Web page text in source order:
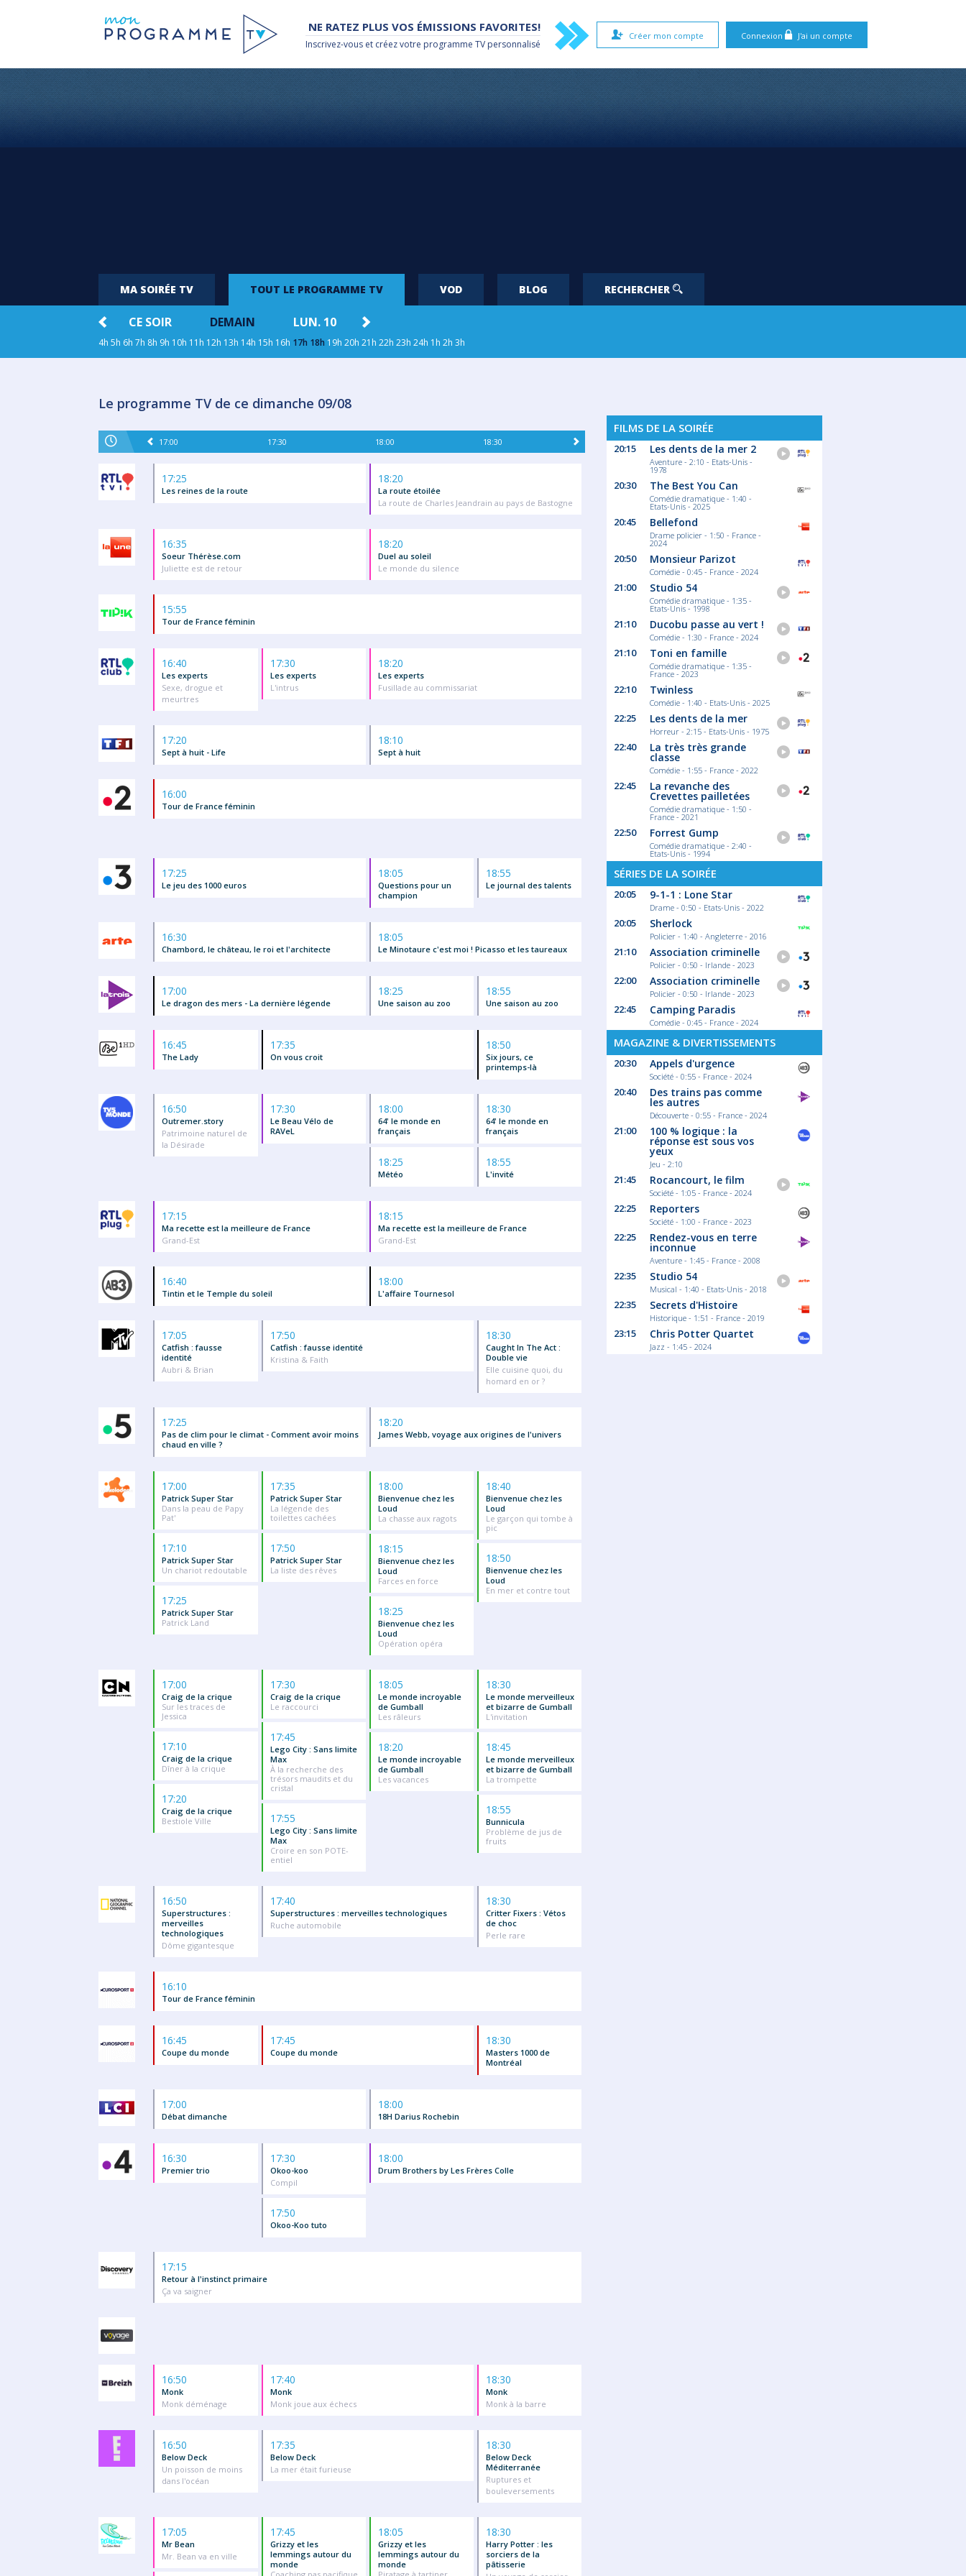
Connexion J'ai un compte
Créer mon compte
NE RATEZ PLUS VOS ÉMISSIONS FAVORITES!
Inscrivez-vous et créez votre programme TV personnalisé
MA SOIRÉE TV TOUT LE PROGRAMME TV VOD BLOG RECHERCHER
CE SOIR DEMAIN LUN. 10
4h 5h 6h 7h 8h 9h 10h 11h 12h 13h 14h 15h 16h 17h 18h 19h 20h 21h 22h 23h 24h 1h 2h 3h
Le programme TV de ce dimanche 09/08
17:00 17:30 18:00 18:30
17:25
Les reines de la route
18:20
La route étoilée
La route de Charles Jeandrain au pays de Bastogne
16:35
Soeur Thérèse.com
Juliette est de retour
18:20
Duel au soleil
Le monde du silence
15:55
Tour de France féminin
16:40
Les experts
Sexe, drogue et
meurtres
17:30
Les experts
L'intrus
18:20
Les experts
Fusillade au commissariat
17:20
Sept à huit - Life
18:10
Sept à huit
16:00
Tour de France féminin
17:25
Le jeu des 1000 euros
18:05
Questions pour un
champion
18:55
Le journal des talents
16:30
Chambord, le château, le roi et l'architecte
18:05
Le Minotaure c'est moi ! Picasso et les taureaux
17:00
Le dragon des mers - La dernière légende
18:25
Une saison au zoo
18:55
Une saison au zoo
16:45
The Lady
17:35
On vous croit
18:50
Six jours, ce
printemps-là
16:50
Outremer.story
Patrimoine naturel de
la Désirade
17:30
Le Beau Vélo de
RAVeL
18:00
64' le monde en
français
18:25
Météo
18:30
64' le monde en
français
18:55
L'invité
17:15
Ma recette est la meilleure de France
Grand-Est
18:15
Ma recette est la meilleure de France
Grand-Est
16:40
Tintin et le Temple du soleil
18:00
L'affaire Tournesol
17:05
Catfish : fausse
identité
Aubri & Brian
17:50
Catfish : fausse identité
Kristina & Faith
18:30
Caught In The Act :
Double vie
Elle cuisine quoi, du
homard en or ?
17:25
Pas de clim pour le climat - Comment avoir moins
chaud en ville ?
18:20
James Webb, voyage aux origines de l'univers
17:00
Patrick Super Star
Dans la peau de Papy
Pat'
17:10
Patrick Super Star
Un chariot redoutable
17:25
Patrick Super Star
Patrick Land
17:35
Patrick Super Star
La légende des
toilettes cachées
17:50
Patrick Super Star
La liste des rêves
18:00
Bienvenue chez les
Loud
La chasse aux ragots
18:15
Bienvenue chez les
Loud
Farces en force
18:25
Bienvenue chez les
Loud
Opération opéra
18:40
Bienvenue chez les
Loud
Le garçon qui tombe à
pic
18:50
Bienvenue chez les
Loud
En mer et contre tout
17:00
Craig de la crique
Sur les traces de
Jessica
17:10
Craig de la crique
Dîner à la crique
17:20
Craig de la crique
Bestiole Ville
17:30
Craig de la crique
Le raccourci
17:45
Lego City : Sans limite
Max
À la recherche des
trésors maudits et du
cristal
17:55
Lego City : Sans limite
Max
Croire en son POTE-
entiel
18:05
Le monde incroyable
de Gumball
Les râleurs
18:20
Le monde incroyable
de Gumball
Les vacances
18:30
Le monde merveilleux
et bizarre de Gumball
L'invitation
18:45
Le monde merveilleux
et bizarre de Gumball
La trompette
18:55
Bunnicula
Problème de jus de
fruits
16:50
Superstructures :
merveilles
technologiques
Dôme gigantesque
17:40
Superstructures : merveilles technologiques
Ruche automobile
18:30
Critter Fixers : Vétos
de choc
Perle rare
16:10
Tour de France féminin
16:45
Coupe du monde
17:45
Coupe du monde
18:30
Masters 1000 de
Montréal
17:00
Débat dimanche
18:00
18H Darius Rochebin
16:30
Premier trio
17:30
Okoo-koo
Compil
17:50
Okoo-Koo tuto
18:00
Drum Brothers by Les Frères Colle
17:15
Retour à l'instinct primaire
Ça va saigner
16:50
Monk
Monk déménage
17:40
Monk
Monk joue aux échecs
18:30
Monk
Monk à la barre
16:50
Below Deck
Un poisson de moins
dans l'océan
17:35
Below Deck
La mer était furieuse
18:30
Below Deck
Méditerranée
Ruptures et
bouleversements
17:05
Mr Bean
Mr. Bean va en ville
17:45
Grizzy et les
lemmings autour du
monde
18:05
Grizzy et les
lemmings autour du
monde
18:30
Harry Potter : les
sorciers de la
pâtisserie
FILMS DE LA SOIRÉE
20:15 Les dents de la mer 2
Aventure - 2:10 - Etats-Unis -
1978
20:30 The Best You Can
Comédie dramatique - 1:40 -
Etats-Unis - 2025
20:45 Bellefond
Drame policier - 1:50 - France -
2024
20:50 Monsieur Parizot
Comédie - 0:45 - France - 2024
21:00 Studio 54
Comédie dramatique - 1:35 -
Etats-Unis - 1998
21:10 Ducobu passe au vert !
Comédie - 1:30 - France - 2024
21:10 Toni en famille
Comédie dramatique - 1:35 -
France - 2023
22:10 Twinless
Comédie - 1:40 - Etats-Unis - 2025
22:25 Les dents de la mer
Horreur - 2:15 - Etats-Unis - 1975
22:40 La très très grande
classe
Comédie - 1:55 - France - 2022
22:45 La revanche des
Crevettes pailletées
Comédie dramatique - 1:50 -
France - 2021
22:50 Forrest Gump
Comédie dramatique - 2:40 -
Etats-Unis - 1994
SÉRIES DE LA SOIRÉE
20:05 9-1-1 : Lone Star
Drame - 0:50 - Etats-Unis - 2022
20:05 Sherlock
Policier - 1:40 - Angleterre - 2016
21:10 Association criminelle
Policier - 0:50 - Irlande - 2023
22:00 Association criminelle
Policier - 0:50 - Irlande - 2023
22:45 Camping Paradis
Comédie - 0:45 - France - 2024
MAGAZINE & DIVERTISSEMENTS
20:30 Appels d'urgence
Société - 0:55 - France - 2024
20:40 Des trains pas comme
les autres
Découverte - 0:55 - France - 2024
21:00 100 % logique : la
réponse est sous vos
yeux
Jeu - 2:10
21:45 Rocancourt, le film
Société - 1:05 - France - 2024
22:25 Reporters
Société - 1:00 - France - 2023
22:25 Rendez-vous en terre
inconnue
Aventure - 1:45 - France - 2008
22:35 Studio 54
Musical - 1:40 - Etats-Unis - 2018
22:35 Secrets d'Histoire
Historique - 1:51 - France - 2019
23:15 Chris Potter Quartet
Jazz - 1:45 - 2024